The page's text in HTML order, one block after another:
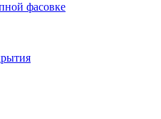
фасовке